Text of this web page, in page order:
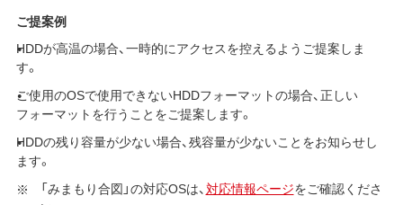
ご提案例
HDDが高温の場合、一時的にアクセスを控えるようご提案しま
す。
ご使用のOSで使用できないHDDフォーマットの場合、正しい
フォーマットを行うことをご提案します。
HDDの残り容量が少ない場合、残容量が少ないことをお知らせし
ます。
「みまもり合図」の対応OSは、 対応情報ページをご確認くださ